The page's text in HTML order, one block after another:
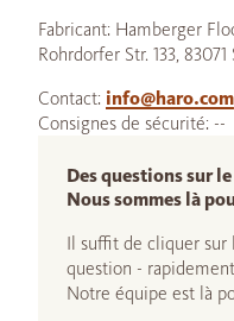
Fabricant: Hamberger
Rohrdorfer Str. 133,
Contact: info@haro.com
Consignes de sécurité: --
Des questions sur
Nous sommes là
Il suffit de cliquer sur
question -
Notre équipe est là